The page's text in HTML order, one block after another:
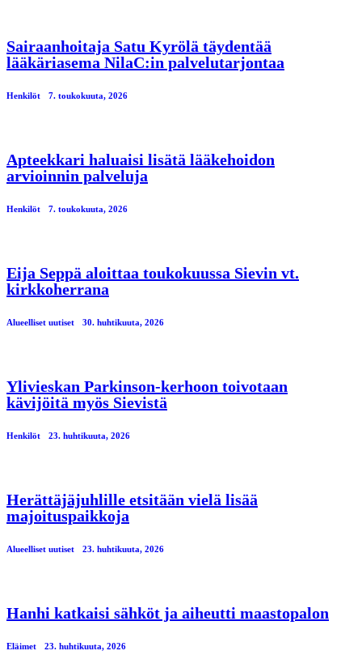
Sairaanhoitaja Satu Kyrölä täydentää
lääkäriasema NilaC:in palvelutarjontaa
Henkilöt 7. toukokuuta, 2026
Apteekkari haluaisi lisätä lääkehoidon
arvioinnin palveluja
Henkilöt 7. toukokuuta, 2026
Eija Seppä aloittaa toukokuussa Sievin vt.
kirkkoherrana
Alueelliset uutiset 30. huhtikuuta, 2026
Ylivieskan Parkinson-kerhoon toivotaan
kävijöitä myös Sievistä
Henkilöt 23. huhtikuuta, 2026
Herättäjäjuhlille etsitään vielä lisää
majoituspaikkoja
Alueelliset uutiset 23. huhtikuuta, 2026
Hanhi katkaisi sähköt ja aiheutti maastopalon
Eläimet 23. huhtikuuta, 2026